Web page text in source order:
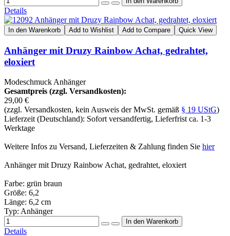
Details
In den Warenkorb Add to Wishlist Add to Compare Quick View
Anhänger mit Druzy Rainbow Achat, gedrahtet,
eloxiert
Modeschmuck Anhänger
Gesamtpreis (zzgl. Versandkosten):
29,00 €
(zzgl. Versandkosten, kein Ausweis der MwSt. gemäß § 19 UStG)
Lieferzeit (Deutschland): Sofort versandfertig, Lieferfrist ca. 1-3
Werktage
Weitere Infos zu Versand, Lieferzeiten & Zahlung finden Sie hier
Anhänger mit Druzy Rainbow Achat, gedrahtet, eloxiert
Farbe: grün braun
Größe: 6,2
Länge: 6,2 cm
Typ: Anhänger
Details